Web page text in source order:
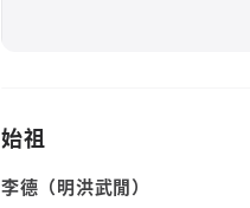
始祖
李德（明洪武閒）